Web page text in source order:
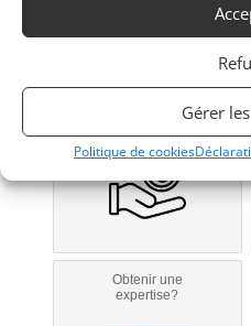
Gérer
Politique de cookies
Obtenir un
Bientôt disponible...
Obtenir une
expertise?